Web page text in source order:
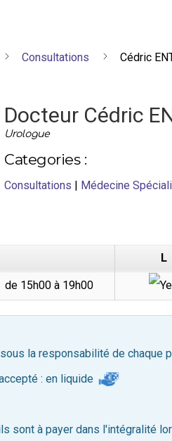
Consultations Cédric
Docteur Cédric
Urologue
Categories :
Consultations | Médecine
L
de 15h00 à 19h00
la responsabilité de chaque
: en liquide
sont à payer dans l'intégralité